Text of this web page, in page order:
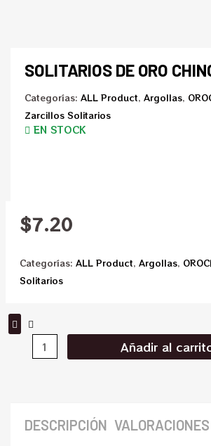
SOLITARIOS DE ORO
Categorías: ALL Product, Argollas,
Zarcillos Solitarios
EN STOCK
$7.20
Categorías: ALL Product, Argollas,
Solitarios
Añadir al
DESCRIPCIÓN